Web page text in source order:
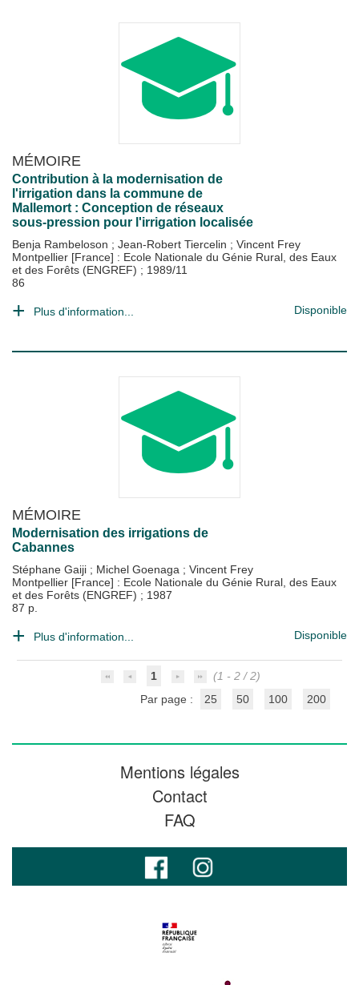
MÉMOIRE
Contribution à la modernisation de
l'irrigation dans la commune de
Mallemort : Conception de réseaux
sous-pression pour l'irrigation localisée
Benja Rambeloson ; Jean-Robert Tiercelin ; Vincent Frey
Montpellier [France] : Ecole Nationale du Génie Rural, des Eaux
et des Forêts (ENGREF) ; 1989/11
86
Plus d'information... Disponible
MÉMOIRE
Modernisation des irrigations de
Cabannes
Stéphane Gaiji ; Michel Goenaga ; Vincent Frey
Montpellier [France] : Ecole Nationale du Génie Rural, des Eaux
et des Forêts (ENGREF) ; 1987
87 p.
Plus d'information... Disponible
1
(1 - 2 / 2)
Par page :
25 50 100 200
Mentions légales
Contact
FAQ